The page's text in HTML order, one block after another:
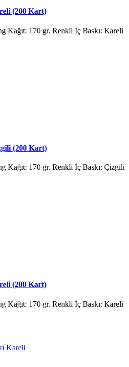
(200 Kart)
Kağıt: 170 gr. Renkli İç Baskı: Kareli
(200 Kart)
Kağıt: 170 gr. Renkli İç Baskı: Çizgili
(200 Kart)
Kağıt: 170 gr. Renkli İç Baskı: Kareli
Kareli